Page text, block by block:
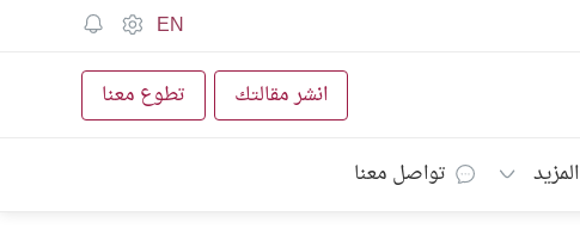
EN
انشر مقالتك تطوع معنا
المزيد تواصل معنا